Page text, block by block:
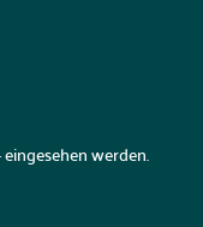
werden.